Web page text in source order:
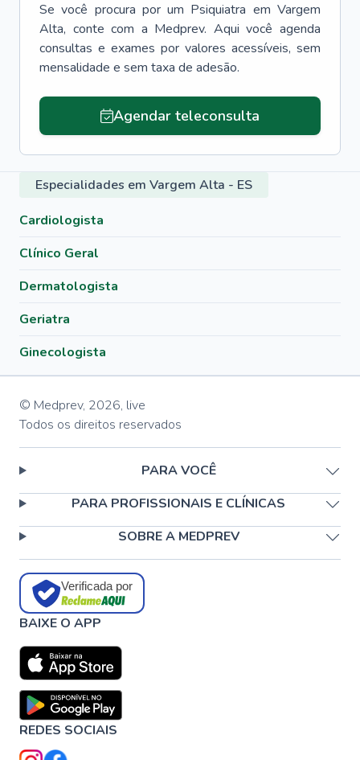
Se você procura por um Psiquiatra em Vargem
Alta, conte com a Medprev. Aqui você agenda
consultas e exames por valores acessíveis, sem
mensalidade e sem taxa de adesão.
Agendar teleconsulta
Especialidades em Vargem Alta - ES
Cardiologista
Clínico Geral
Dermatologista
Geriatra
Ginecologista
© Medprev, 2026, live
Todos os direitos reservados
PARA VOCÊ
PARA PROFISSIONAIS E CLÍNICAS
SOBRE A MEDPREV
Verificada por
BAIXE O APP
REDES SOCIAIS